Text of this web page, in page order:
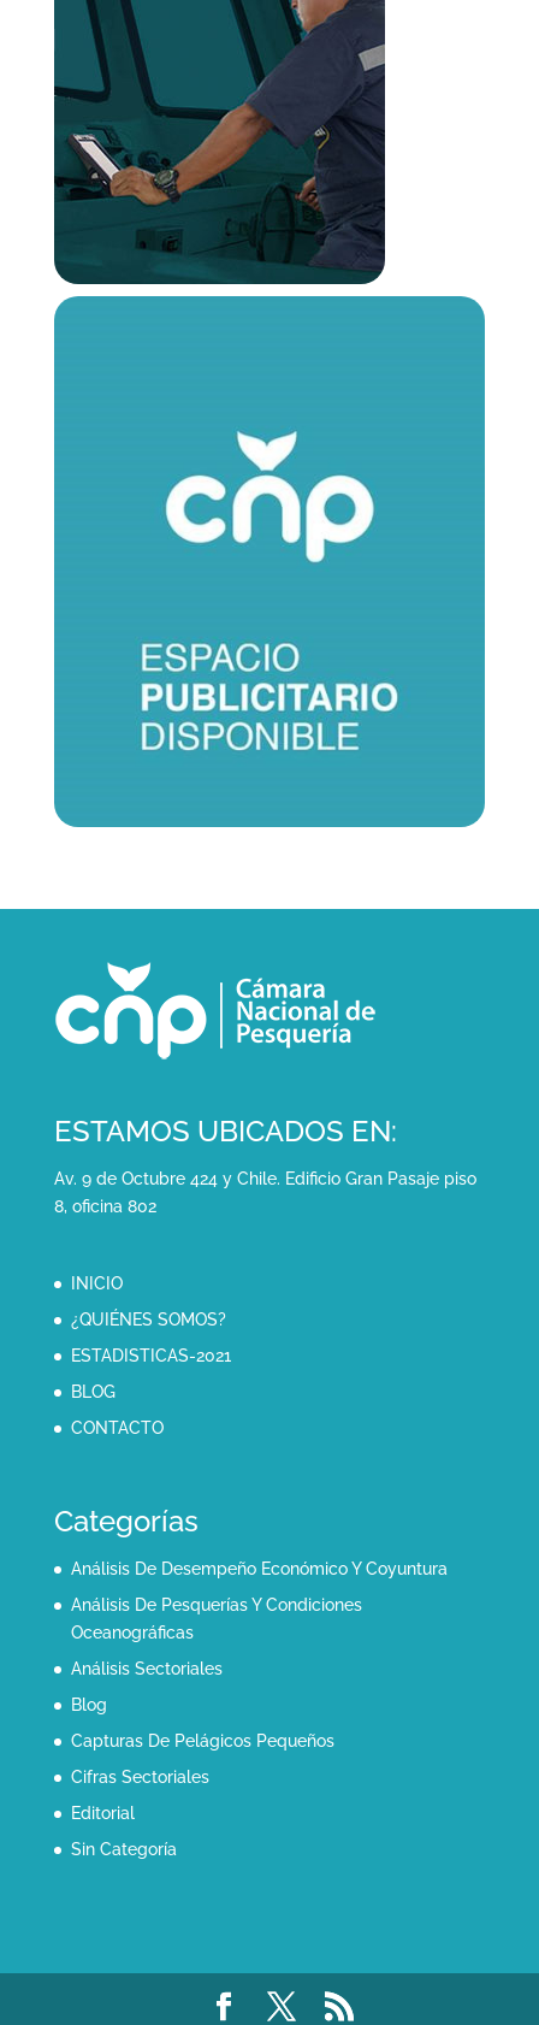
ESTAMOS UBICADOS EN:
Av. 9 de Octubre 424 y Chile. Edificio Gran Pasaje piso
8, oficina 802
INICIO
¿QUIÉNES SOMOS?
ESTADISTICAS-2021
BLOG
CONTACTO
Categorías
Análisis De Desempeño Económico Y Coyuntura
Análisis De Pesquerías Y Condiciones
Oceanográficas
Análisis Sectoriales
Blog
Capturas De Pelágicos Pequeños
Cifras Sectoriales
Editorial
Sin Categoría